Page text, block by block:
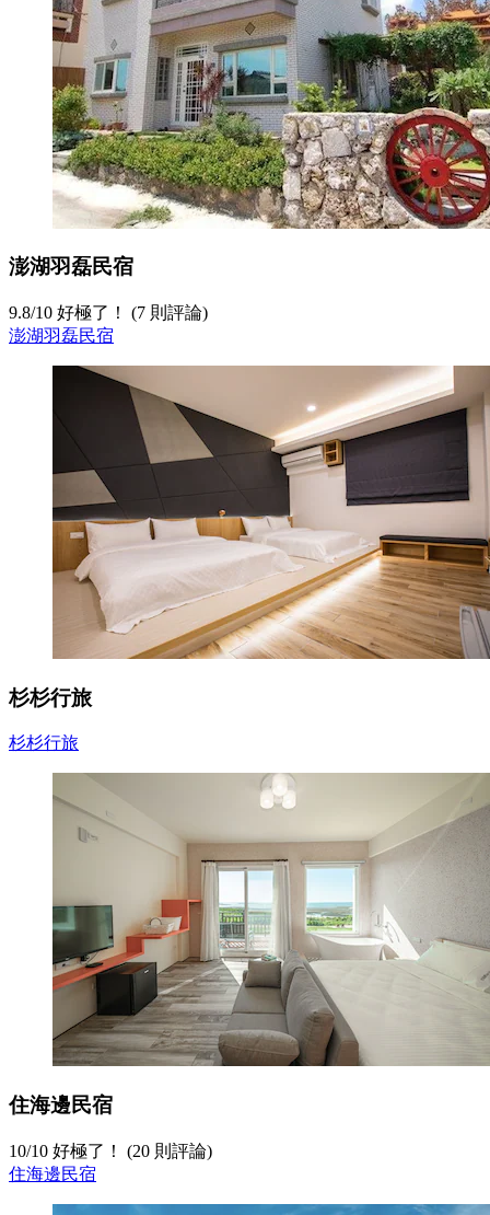
澎湖羽磊民宿
9.8/10 好極了！ (7 則評論)
澎湖羽磊民宿
杉杉行旅
杉杉行旅
住海邊民宿
10/10 好極了！ (20 則評論)
住海邊民宿